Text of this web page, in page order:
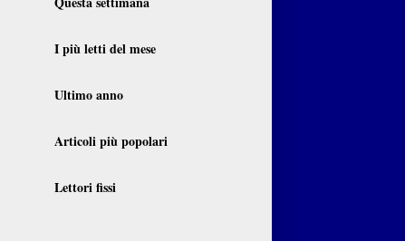
I più letti del mese
Ultimo anno
Articoli più popolari
Lettori fissi